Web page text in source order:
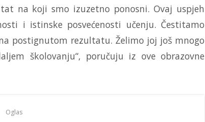
na koji smo izuzetno ponosni. Ovaj uspjeh
i istinske posvećenosti učenju. Čestitamo
postignutom rezultatu. Želimo joj još mnogo
školovanju“, poručuju iz ove obrazovne
Oglas